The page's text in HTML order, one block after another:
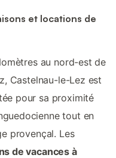
et locations de
au nord-est de
Castelnau-le-Lez est
pour sa proximité
tout en
provençal. Les
de vacances à